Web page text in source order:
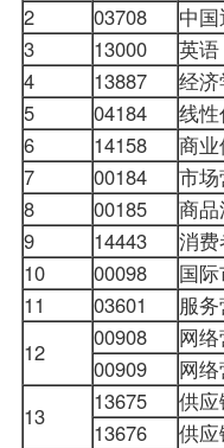
2
03708 中
3
13000 英语
4
13887 经济
5
04184 线性
6
14158 商
7
00184 市
8
00185 商
9
14443 消
10
00098 国
11
03601 服
12
00908 网
00909
网络
13
13675 供
13676
供应